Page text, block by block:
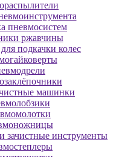
пневмосистем
ржавчины
подкачки колес
машинки
зачистные инструменты